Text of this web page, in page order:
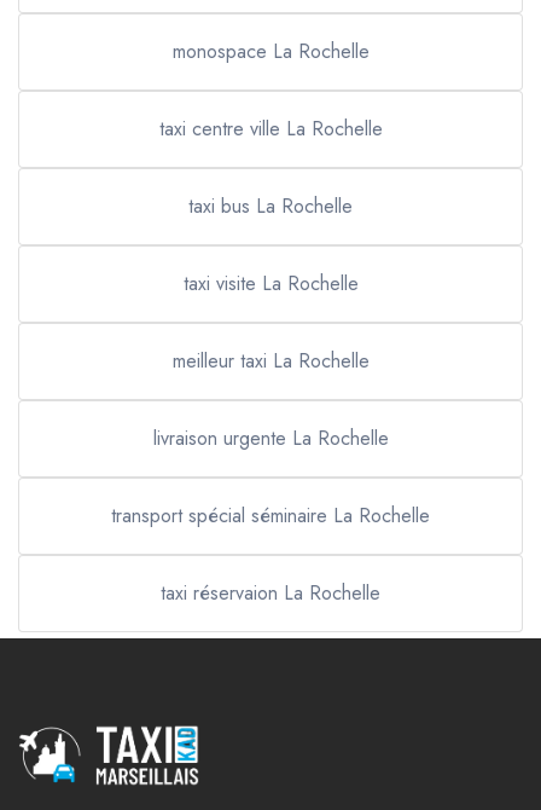
monospace La Rochelle
taxi centre ville La Rochelle
taxi bus La Rochelle
taxi visite La Rochelle
meilleur taxi La Rochelle
livraison urgente La Rochelle
transport spécial séminaire La Rochelle
taxi réservaion La Rochelle